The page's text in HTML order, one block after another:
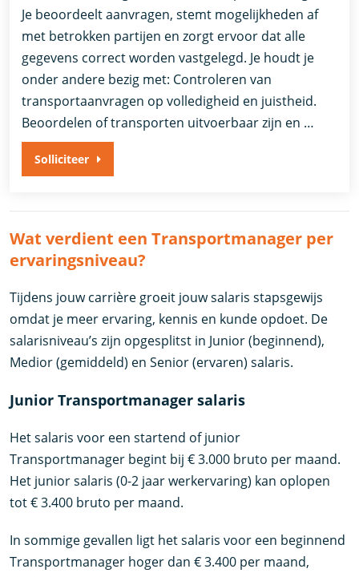
Je beoordeelt aanvragen, stemt mogelijkheden af
met betrokken partijen en zorgt ervoor dat alle
gegevens correct worden vastgelegd. Je houdt je
onder andere bezig met: Controleren van
transportaanvragen op volledigheid en juistheid.
Beoordelen of transporten uitvoerbaar zijn en …
Solliciteer
Wat verdient een Transportmanager per
ervaringsniveau?
Tijdens jouw carrière groeit jouw salaris stapsgewijs
omdat je meer ervaring, kennis en kunde opdoet. De
salarisniveau’s zijn opgesplitst in Junior (beginnend),
Medior (gemiddeld) en Senior (ervaren) salaris.
Junior Transportmanager salaris
Het salaris voor een startend of junior
Transportmanager begint bij € 3.000 bruto per maand.
Het junior salaris (0-2 jaar werkervaring) kan oplopen
tot € 3.400 bruto per maand.
In sommige gevallen ligt het salaris voor een beginnend
Transportmanager hoger dan € 3.400 per maand,